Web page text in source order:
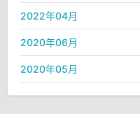
2022年04月
2020年06月
2020年05月